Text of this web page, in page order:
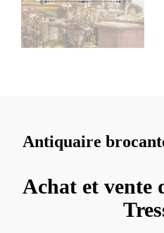
Antiquaire
Achat et vente